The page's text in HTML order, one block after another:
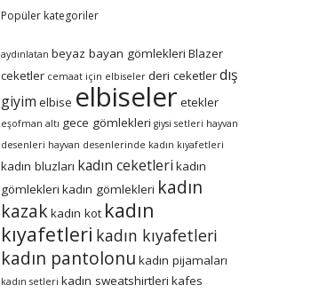
Popüler kategoriler
aydınlatan beyaz bayan gömlekleri Blazer
ceketler cemaat için elbiseler deri ceketlerdış
giyim elbise elbiseler etekler
eşofman altı gece gömlekleri giysi setleri hayvan
desenleri hayvan desenlerinde kadın kıyafetleri
kadın bluzları kadın ceketleri kadın
gömlekleri kadın gömlekleri kadın
kazakkadın kot kadın
kıyafetleri kadın kıyafetleri
kadın pantolonu kadın pijamaları
kadın setleri kadın sweatshirtleri kafes